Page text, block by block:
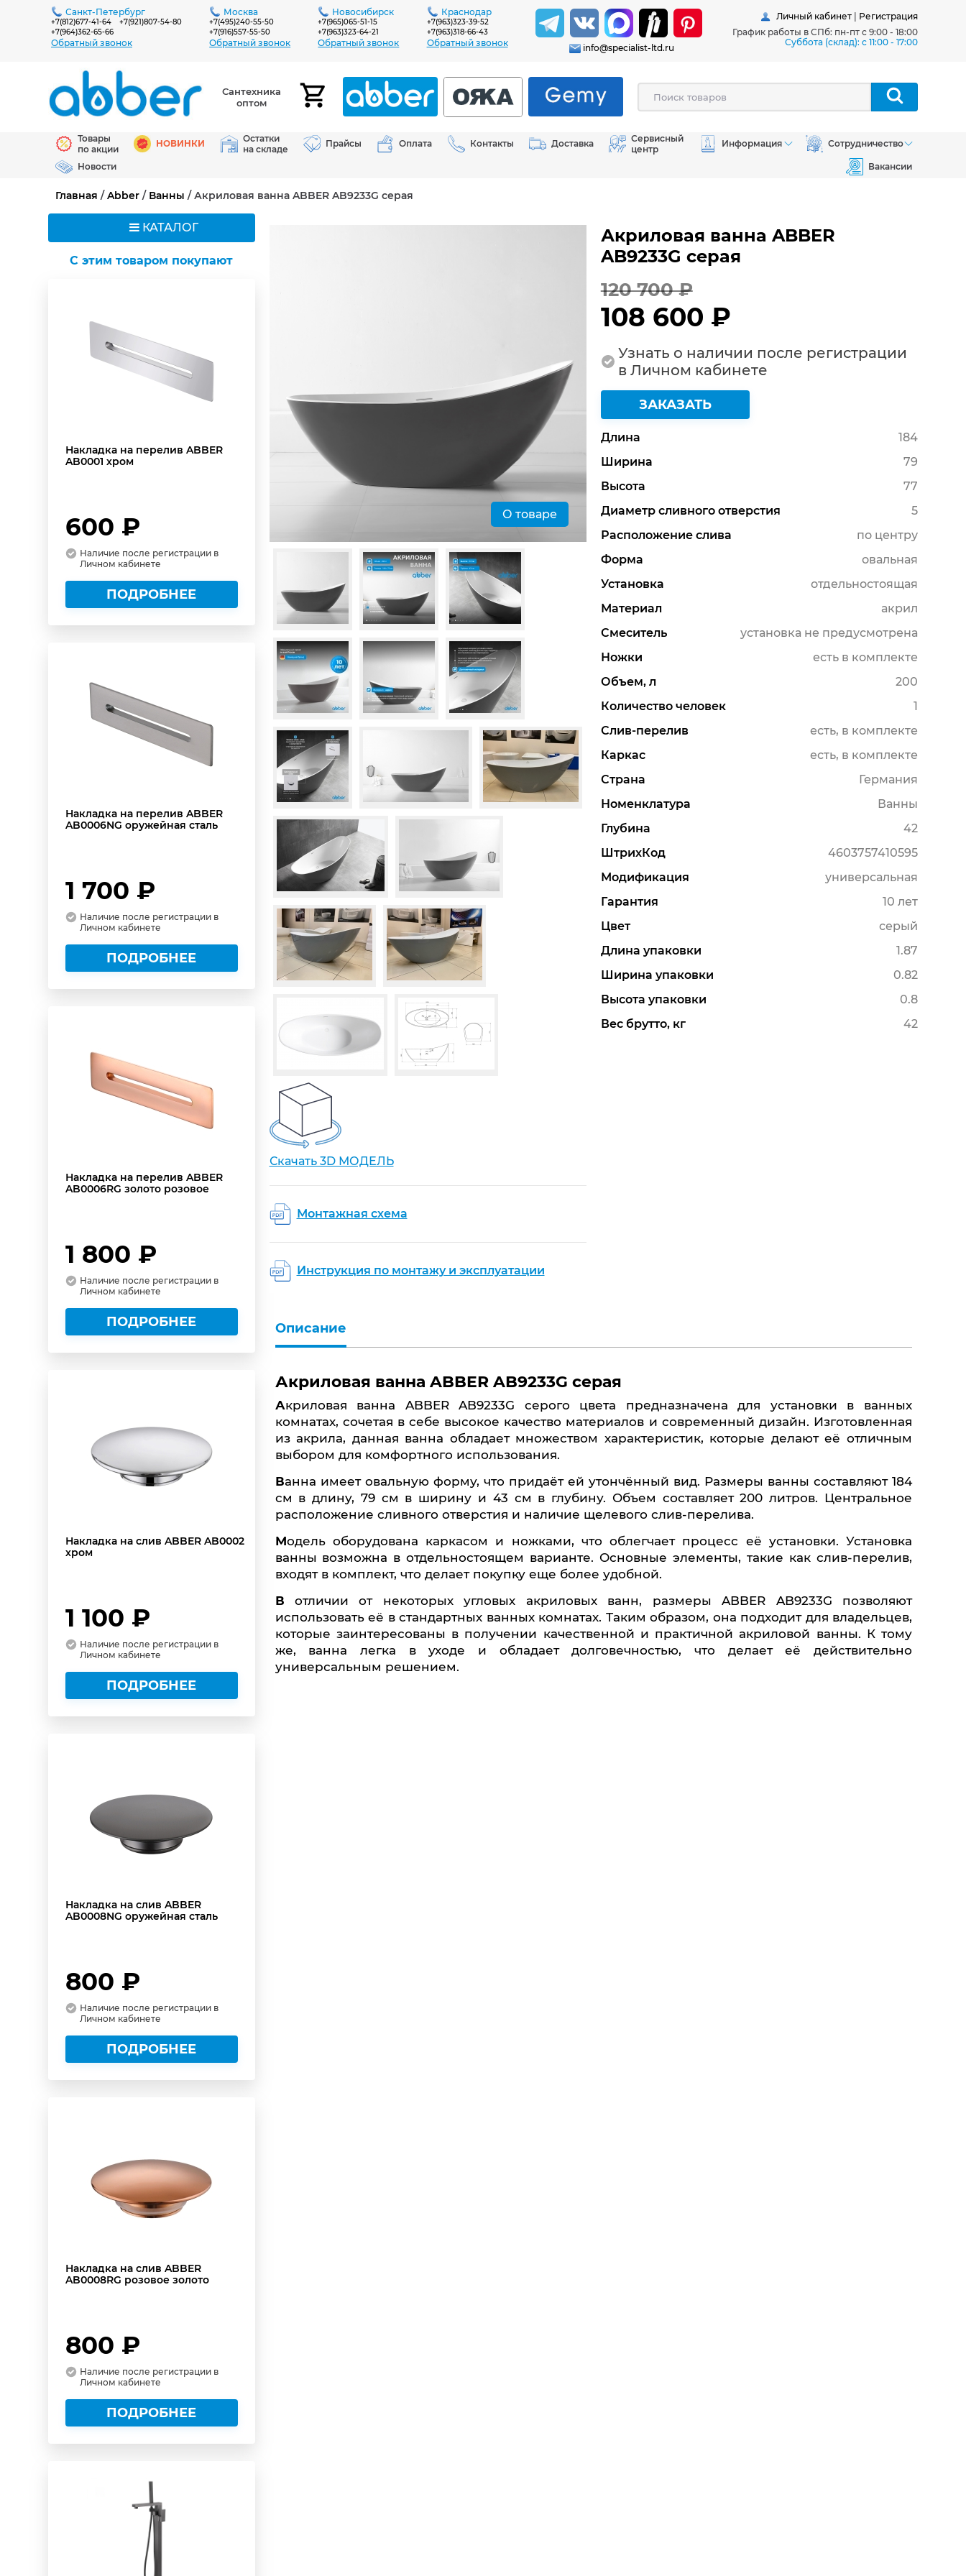
Санкт-Петербург
+7(812)677-41-64
+7(964)362-65-66
+7(921)807-54-80
Обратный звонок
Москва
+7(495)240-55-50
+7(916)557-55-50
Обратный звонок
Новосибирск
+7(965)065-51-15
+7(963)323-64-21
Обратный звонок
Краснодар
+7(963)323-39-52
+7(963)318-66-43
Обратный звонок info@specialist-ltd.ru
Личный кабинет| Регистрация
График работы в СПб: пн-пт с 9:00 - 18:00
Суббота (склад): c 11:00 - 17:00
Сантехника
оптом
Товары
по акции
НОВИНКИ
Остатки
на складе
Прайсы Оплата Контакты Доставка
Сервисный
центр
Информация Сотрудничество
Новости Вакансии
Главная /Abber / Ванны / Акриловая ванна ABBER AB9233G серая
КАТАЛОГ
C этим товаром покупают
Накладка на перелив ABBER
AB0001 хром
600 ₽
Наличие после регистрации в
Личном кабинете
ПОДРОБНЕЕ
Накладка на перелив ABBER
AB0006NG оружейная сталь
1 700 ₽
Наличие после регистрации в
Личном кабинете
ПОДРОБНЕЕ
Накладка на перелив ABBER
AB0006RG золото розовое
1 800 ₽
Наличие после регистрации в
Личном кабинете
ПОДРОБНЕЕ
Накладка на слив ABBER AB0002
хром
1 100 ₽
Наличие после регистрации в
Личном кабинете
ПОДРОБНЕЕ
Накладка на слив ABBER
AB0008NG оружейная сталь
800 ₽
Наличие после регистрации в
Личном кабинете
ПОДРОБНЕЕ
Накладка на слив ABBER
AB0008RG розовое золото
800 ₽
Наличие после регистрации в
Личном кабинете
ПОДРОБНЕЕ
О товаре
Скачать 3D МОДЕЛЬ
Монтажная схема
Инструкция по монтажу и эксплуатации
Акриловая ванна ABBER
AB9233G серая
120 700 ₽
108 600 ₽
Узнать о наличии после регистрации
в Личном кабинете
ЗАКАЗАТЬ
Длина
184
Ширина
79
Высота
77
Диаметр сливного отверстия
5
Расположение слива
по центру
Форма
овальная
Установка
отдельностоящая
Материал
акрил
Смеситель
установка не предусмотрена
Ножки
есть в комплекте
Объем, л
200
Количество человек
1
Слив-перелив
есть, в комплекте
Каркас
есть, в комплекте
Страна
Германия
Номенклатура
Ванны
Глубина
42
ШтрихКод
4603757410595
Модификация
универсальная
Гарантия
10 лет
Цвет
серый
Длина упаковки
1.87
Ширина упаковки
0.82
Высота упаковки
0.8
Вес брутто, кг
42
Описание
Акриловая ванна ABBER AB9233G серая
Акриловая ванна ABBER AB9233G серого цвета предназначена для установки в ванных
комнатах, сочетая в себе высокое качество материалов и современный дизайн. Изготовленная
из акрила, данная ванна обладает множеством характеристик, которые делают её отличным
выбором для комфортного использования.
Ванна имеет овальную форму, что придаёт ей утончённый вид. Размеры ванны составляют 184
см в длину, 79 см в ширину и 43 см в глубину. Объем составляет 200 литров. Центральное
расположение сливного отверстия и наличие щелевого слив-перелива.
Модель оборудована каркасом и ножками, что облегчает процесс её установки. Установка
ванны возможна в отдельностоящем варианте. Основные элементы, такие как слив-перелив,
входят в комплект, что делает покупку еще более удобной.
В отличии от некоторых угловых акриловых ванн, размеры ABBER AB9233G позволяют
использовать её в стандартных ванных комнатах. Таким образом, она подходит для владельцев,
которые заинтересованы в получении качественной и практичной акриловой ванны. К тому
же, ванна легка в уходе и обладает долговечностью, что делает её действительно
универсальным решением.